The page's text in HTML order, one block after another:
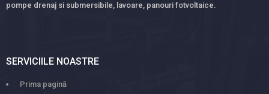
pompe drenaj si submersibile, lavoare, panouri fotvoltaice.
SERVICIILE NOASTRE
Prima pagină